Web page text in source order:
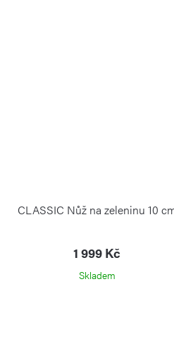
CLASSIC Nůž na zeleninu 10
1 999 Kč
Skladem